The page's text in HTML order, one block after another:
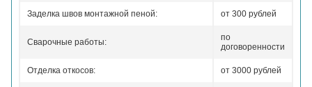
Заделка швов монтажной пеной: от 300 рублей
Сварочные работы:
по
договоренности
Отделка откосов: от 3000 рублей